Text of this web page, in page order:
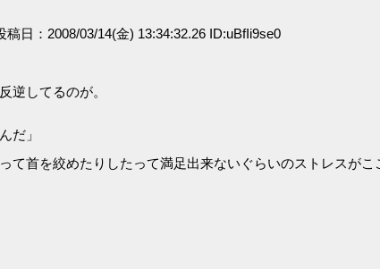
稿日：2008/03/14(金) 13:34:32.26 ID:uBfIi9se0
逆してるのが。
だ」
首を絞めたりしたって満足出来ないぐらいのストレスがこ